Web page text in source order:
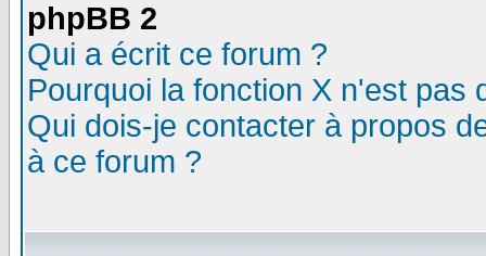
phpBB 2
Qui a écrit ce forum ?
Pourquoi la fonction X n'est pas
Qui dois-je contacter à propos
à ce forum ?